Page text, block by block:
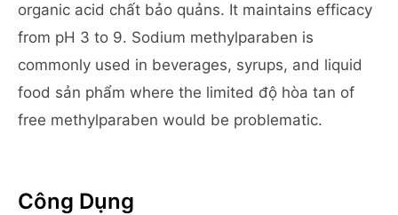
organic acid chất bảo quảns. It maintains efficacy
from pH 3 to 9. Sodium methylparaben is
commonly used in beverages, syrups, and liquid
food sản phẩm where the limited độ hòa tan of
free methylparaben would be problematic.
Công Dụng